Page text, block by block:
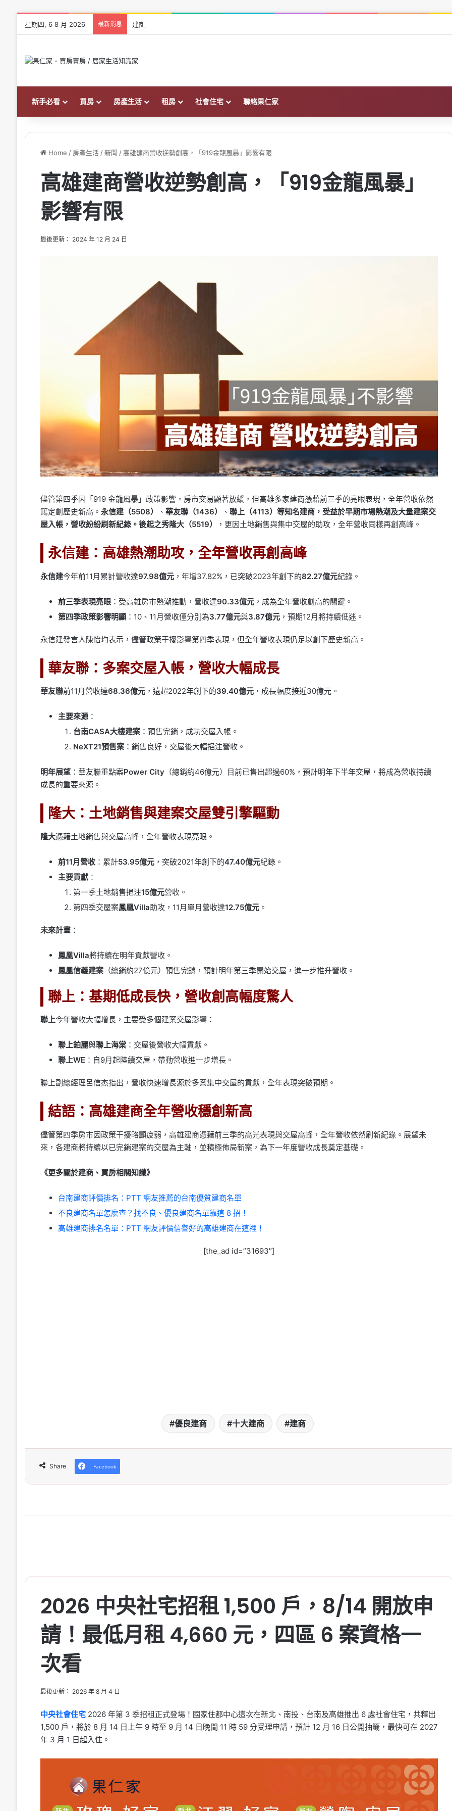
星期四, 6 8 月 2026 最新消息 建商會不會倒怎麼查？買預售屋前必查的財務、土地與履約保證
新手必看 買房 房產生活 租房 社會住宅 聯絡果仁家
Home / 房產生活 / 新聞 / 高雄建商營收逆勢創高，「919金龍風暴」影響有限
高雄建商營收逆勢創高，「919金龍風暴」
影響有限
最後更新： 2024 年 12 月 24 日
儘管第四季因「919 金龍風暴」政策影響，房市交易顯著放緩，但高雄多家建商憑藉前三季的亮眼表現，全年營收依然
篤定創歷史新高。 永信建（5508） 、 華友聯（1436） 、 聯上（4113）等知名建商，受益於早期市場熱潮及大量建案交
屋入帳，營收紛紛刷新紀錄。後起之秀隆大（5519）
，更因土地銷售與集中交屋的助攻，全年營收同樣再創高峰。
永信建：高雄熱潮助攻，全年營收再創高峰
永信建今年前11月累計營收達97.98億元，年增37.82%，已突破2023年創下的82.27億元紀錄。
前三季表現亮眼：受高雄房市熱潮推動，營收達90.33億元，成為全年營收創高的關鍵。
第四季政策影響明顯：10、11月營收僅分別為3.77億元與3.87億元，預期12月將持續低迷。
永信建發言人陳怡均表示，儘管政策干擾影響第四季表現，但全年營收表現仍足以創下歷史新高。
華友聯：多案交屋入帳，營收大幅成長
華友聯前11月營收達68.36億元，遠超2022年創下的39.40億元，成長幅度接近30億元。
主要來源：
台南CASA大樓建案：預售完銷，成功交屋入帳。
NeXT21預售案：銷售良好，交屋後大幅挹注營收。
明年展望：華友聯重點案Power City （總銷約46億元）目前已售出超過60%，預計明年下半年交屋，將成為營收持續
成長的重要來源。
隆大：土地銷售與建案交屋雙引擎驅動
隆大憑藉土地銷售與交屋高峰，全年營收表現亮眼。
前11月營收：累計53.95億元，突破2021年創下的47.40億元紀錄。
主要貢獻：
第一季土地銷售挹注15億元營收。
第四季交屋案鳳凰Villa助攻，11月單月營收達12.75億元。
未來計畫：
鳳凰Villa將持續在明年貢獻營收。
鳳凰信義建案（總銷約27億元）預售完銷，預計明年第三季開始交屋，進一步推升營收。
聯上：基期低成長快，營收創高幅度驚人
聯上今年營收大幅增長，主要受多個建案交屋影響：
聯上鉑麗與聯上海棠：交屋後營收大幅貢獻。
聯上WE：自9月起陸續交屋，帶動營收進一步增長。
聯上副總經理呂信杰指出，營收快速增長源於多案集中交屋的貢獻，全年表現突破預期。
結語：高雄建商全年營收穩創新高
儘管第四季房市因政策干擾略顯疲弱，高雄建商憑藉前三季的高光表現與交屋高峰，全年營收依然刷新紀錄。展望未
來，各建商將持續以已完銷建案的交屋為主軸，並積極佈局新案，為下一年度營收成長奠定基礎。
《更多關於建商、買房相關知識》
台南建商評價排名：PTT 網友推薦的台南優質建商名單
不良建商名單怎麼查？找不良、優良建商名單靠這 8 招！
高雄建商排名名單：PTT 網友評價信譽好的高雄建商在這裡！
[the_ad id=”31693″]
優良建商 十大建商 建商
Share Facebook
2026 中央社宅招租 1,500 戶，8/14 開放申
請！最低月租 4,660 元，四區 6 案資格一
次看
最後更新： 2026 年 8 月 4 日
中央社會住宅2026 年第 3 季招租正式登場！國家住都中心這次在新北、南投、台南及高雄推出 6 處社會住宅，共釋出
1,500 戶，將於 8 月 14 日上午 9 時至 9 月 14 日晚間 11 時 59 分受理申請，預計 12 月 16 日公開抽籤，最快可在 2027
年 3 月 1 日起入住。